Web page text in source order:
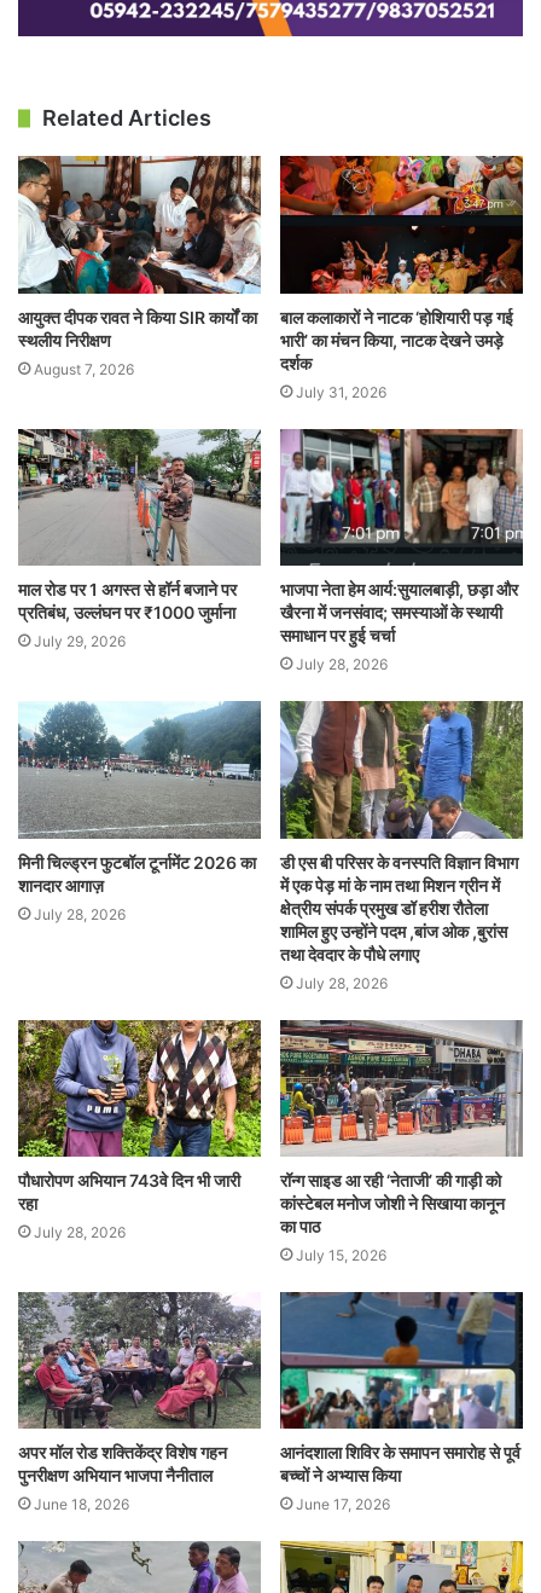
Related Articles
आयुक्त दीपक रावत ने किया SIR कार्यों का
स्थलीय निरीक्षण
August 7, 2026
बाल कलाकारों ने नाटक ‘होशियारी पड़ गई
भारी’ का मंचन किया, नाटक देखने उमड़े
दर्शक
July 31, 2026
माल रोड पर 1 अगस्त से हॉर्न बजाने पर
प्रतिबंध, उल्लंघन पर ₹1000 जुर्माना
July 29, 2026
भाजपा नेता हेम आर्य:सुयालबाड़ी, छड़ा और
खैरना में जनसंवाद; समस्याओं के स्थायी
समाधान पर हुई चर्चा
July 28, 2026
मिनी चिल्ड्रन फुटबॉल टूर्नामेंट 2026 का
शानदार आगाज़
July 28, 2026
डी एस बी परिसर के वनस्पति विज्ञान विभाग
में एक पेड़ मां के नाम तथा मिशन ग्रीन में
क्षेत्रीय संपर्क प्रमुख डॉ हरीश रौतेला
शामिल हुए उन्होंने पदम ,बांज ओक ,बुरांस
तथा देवदार के पौधे लगाए
July 28, 2026
पौधारोपण अभियान 743वे दिन भी जारी
रहा
July 28, 2026
रॉन्ग साइड आ रही ‘नेताजी’ की गाड़ी को
कांस्टेबल मनोज जोशी ने सिखाया कानून
का पाठ
July 15, 2026
अपर मॉल रोड शक्तिकेंद्र विशेष गहन
पुनरीक्षण अभियान भाजपा नैनीताल
June 18, 2026
आनंदशाला शिविर के समापन समारोह से पूर्व
बच्चों ने अभ्यास किया
June 17, 2026